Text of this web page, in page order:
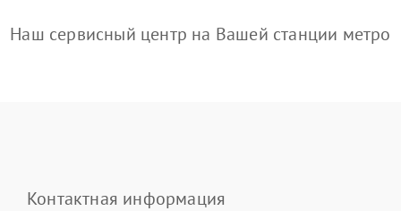
Наш сервисный центр на Вашей станции метро
Контактная информация